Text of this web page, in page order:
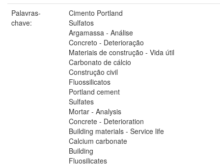
Palavras-
chave:
Cimento Portland
Sulfatos
Argamassa - Análise
Concreto - Deterioração
Materiais de construção - Vida útil
Carbonato de cálcio
Construção civil
Fluossilicatos
Portland cement
Sulfates
Mortar - Analysis
Concrete - Deterioration
Building materials - Service life
Calcium carbonate
Building
Fluosilicates